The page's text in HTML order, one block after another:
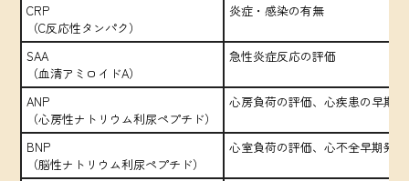
CRP
（C反応性タンパク）
炎症・感染の有無
SAA
（血清アミロイドA）
急性炎症反応の評価
ANP
（心房性ナトリウム利尿ペプチド）
心房負荷の評価、心疾患の早期
BNP
（脳性ナトリウム利尿ペプチド）
心室負荷の評価、心不全早期発見